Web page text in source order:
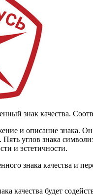
знак качества.
и описание знака. Он
углов знака
и эстетичности.
знака качества и
качества будет